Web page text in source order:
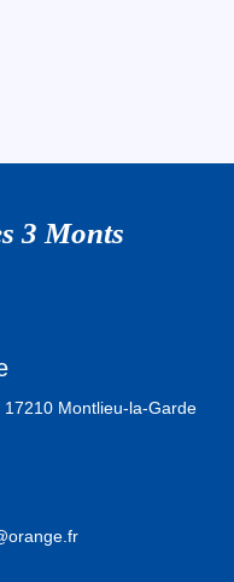
3 Monts
Montlieu-la-Garde